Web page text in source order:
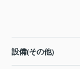
設備(その他)